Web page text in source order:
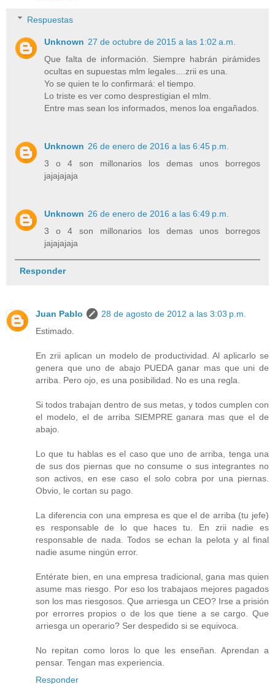
Respuestas
Unknown 27 de octubre de 2015 a las 1:02 a.m.
Que falta de información. Siempre habrán pirámides
ocultas en supuestas mlm legales....zrii es una.
Yo se quien te lo confirmará: el tiempo.
Lo triste es ver como desprestigian el mlm.
Entre mas sean los informados, menos loa engañados.
Unknown 26 de enero de 2016 a las 6:45 p.m.
3 o 4 son millonarios los demas unos borregos
jajajajaja
Unknown 26 de enero de 2016 a las 6:49 p.m.
3 o 4 son millonarios los demas unos borregos
jajajajaja
Responder
Juan Pablo
28 de agosto de 2012 a las 3:03 p.m.
Estimado.
En zrii aplican un modelo de productividad. Al aplicarlo se
genera que uno de abajo PUEDA ganar mas que uni de
arriba. Pero ojo, es una posibilidad. No es una regla.
Si todos trabajan dentro de sus metas, y todos cumplen con
el modelo, el de arriba SIEMPRE ganara mas que el de
abajo.
Lo que tu hablas es el caso que uno de arriba, tenga una
de sus dos piernas que no consume o sus integrantes no
son activos, en ese caso el solo cobra por una piernas.
Obvio, le cortan su pago.
La diferencia con una empresa es que el de arriba (tu jefe)
es responsable de lo que haces tu. En zrii nadie es
responsable de nada. Todos se echan la pelota y al final
nadie asume ningún error.
Entérate bien, en una empresa tradicional, gana mas quien
asume mas riesgo. Por eso los trabajaos mejores pagados
son los mas riesgosos. Que arriesga un CEO? Irse a prisión
por errorres propios o de los que tiene a se cargo. Que
arriesga un operario? Ser despedido si se equivoca.
No repitan como loros lo que les enseñan. Aprendan a
pensar. Tengan mas experiencia.
Responder